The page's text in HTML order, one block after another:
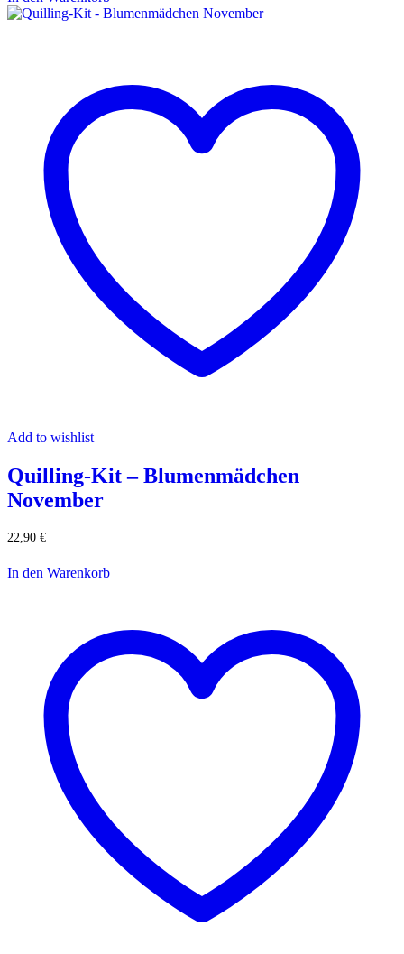
Add to wishlist
Quilling-Kit – Blumenmädchen
November
22,90 €
In den Warenkorb